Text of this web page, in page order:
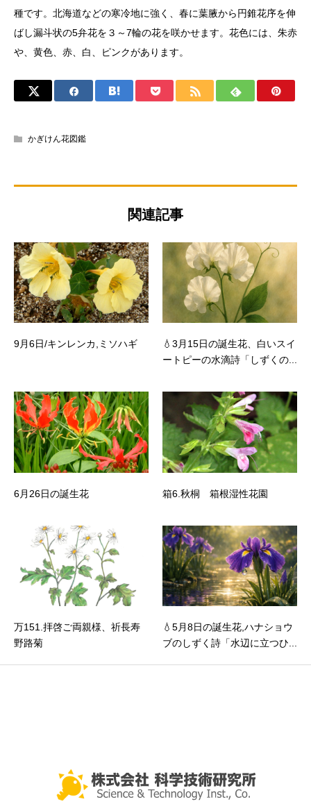
種です。北海道などの寒冷地に強く、春に葉腋から円錐花序を伸
ばし漏斗状の5弁花を３～7輪の花を咲かせます。花色には、朱赤
や、黄色、赤、白、ピンクがあります。
かぎけん花図鑑
関連記事
9月6日/キンレンカ,ミソハギ
💧3月15日の誕生花、白いスイ
ートピーの水滴詩「しずくの...
6月26日の誕生花 箱6.秋桐 箱根湿性花園
万151.拝啓ご両親様、祈長寿
野路菊
💧5月8日の誕生花,ハナショウ
ブのしずく詩「水辺に立つひ...